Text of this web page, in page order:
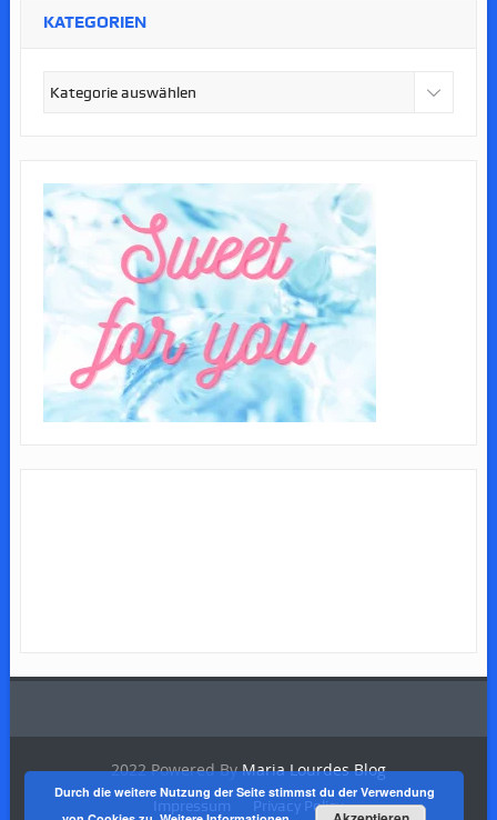
KATEGORIEN
2022 Powered ByMaria Lourdes Blog
Impressum Privacy Policy
Durch die weitere Nutzung der Seite stimmst du der Verwendung